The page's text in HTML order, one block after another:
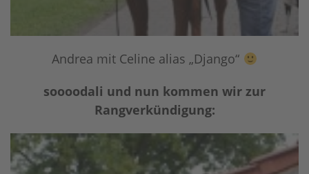
Andrea mit Celine alias „Django“
soooodali und nun kommen wir zur
Rangverkündigung: